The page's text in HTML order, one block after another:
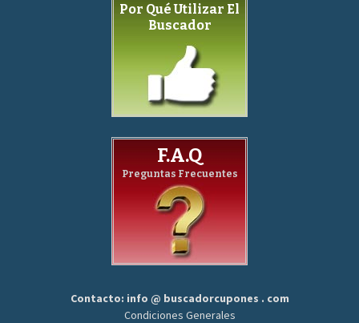
Por Qué Utilizar El
Buscador
F.A.Q
Preguntas Frecuentes
Contacto: info @ buscadorcupones . com
Condiciones Generales